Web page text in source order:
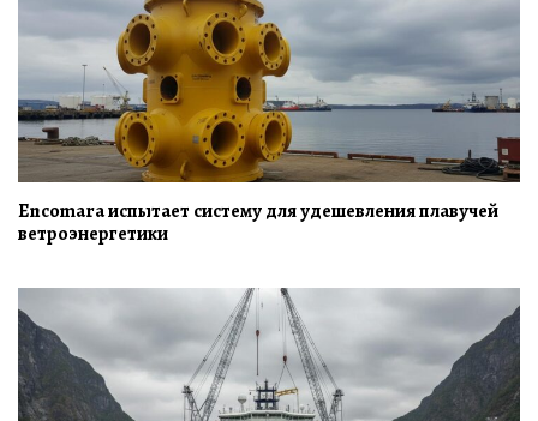
Encomara испытает систему для удешевления плавучей
ветроэнергетики